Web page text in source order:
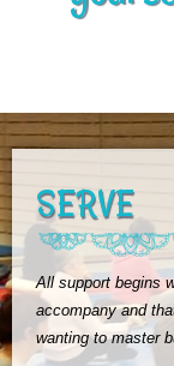
SERVE
All support begins
accompany and
wanting to master